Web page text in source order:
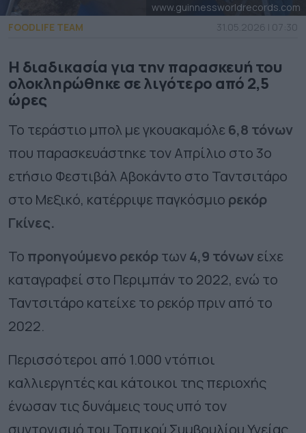
www.guinnessworldrecords.com
FOODLIFE TEAM
31.05.2026 | 07:30
Η διαδικασία για την παρασκευή του
ολοκληρώθηκε σε λιγότερο από 2,5
ώρες
Το τεράστιο μπολ με γκουακαμόλε6,8 τόνων
που παρασκευάστηκε τον Απρίλιο στο 3ο
ετήσιο Φεστιβάλ Αβοκάντο στο Ταντσιτάρο
στο Μεξικό, κατέρριψε παγκόσμιο ρεκόρ
Γκίνες.
Το προηγούμενο ρεκόρτων4,9 τόνωνείχε
καταγραφεί στο Περιμπάν το 2022, ενώ το
Ταντσιτάρο κατείχε το ρεκόρ πριν από το
2022.
Περισσότεροι από 1.000 ντόπιοι
καλλιεργητές και κάτοικοι της περιοχής
ένωσαν τις δυνάμεις τους υπό τον